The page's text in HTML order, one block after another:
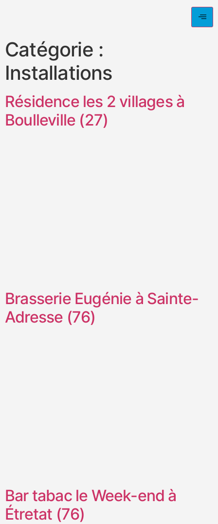
Catégorie :
Installations
Résidence les 2 villages à
Boulleville (27)
Brasserie Eugénie à Sainte-
Adresse (76)
Bar tabac le Week-end à
Étretat (76)